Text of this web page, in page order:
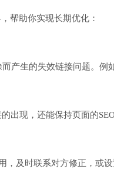
帮助你实现长期优化：
生的失效链接问题。例
出现，还能保持页面的SEO
及时联系对方修正，或设